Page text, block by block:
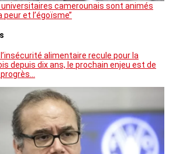
universitaires camerounais sont animés
peur et l’égoïsme’’
l’insécurité alimentaire recule pour la
depuis dix ans, le prochain enjeu est de